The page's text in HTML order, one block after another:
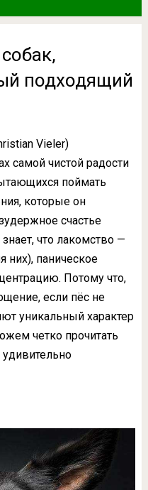
подходящий
Vieler)
самой чистой радости
поймать
которые он
счастье
что лакомство —
них), паническое
Потому что,
если пёс не
уникальный характер
четко прочитать